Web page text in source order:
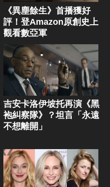
《異塵餘生》首播獲好
評！登Amazon原創史上
觀看數亞軍
吉安卡洛伊坡托再演《黑
袍糾察隊》？坦言「永遠
不想離開」